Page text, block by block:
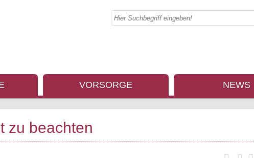
VORSORGE NEWS
zu beachten